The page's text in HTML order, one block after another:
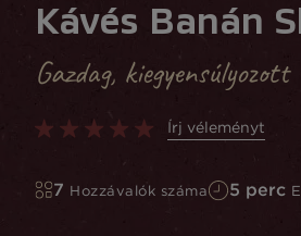
Kávés Banán
Gazdag, kiegyensúlyozott
Írj véleményt
7 Hozzávalók száma 5 perc